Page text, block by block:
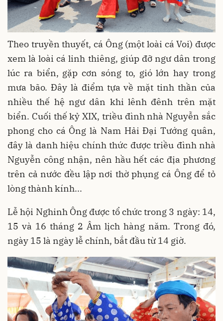
Theo truyền thuyết, cá Ông (một loài cá Voi) được
xem là loài cá linh thiêng, giúp đỡ ngư dân trong
lúc ra biển, gặp cơn sóng to, gió lớn hay trong
mưa bão. Đây là điểm tựa về mặt tinh thần của
nhiều thế hệ ngư dân khi lênh đênh trên mặt
biển. Cuối thế kỷ XIX, triều đình nhà Nguyễn sắc
phong cho cá Ông là Nam Hải Đại Tướng quân,
đây là danh hiệu chính thức được triều đình nhà
Nguyễn công nhận, nên hầu hết các địa phương
trên cả nước đều lập nơi thờ phụng cá Ông để tỏ
lòng thành kính...
Lễ hội Nghinh Ông được tổ chức trong 3 ngày: 14,
15 và 16 tháng 2 Âm lịch hàng năm. Trong đó,
ngày 15 là ngày lễ chính, bắt đầu từ 14 giờ.